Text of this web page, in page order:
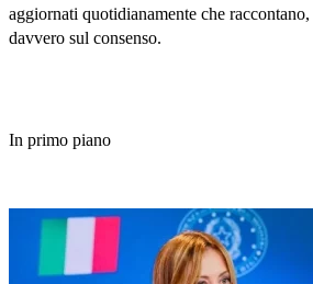
aggiornati quotidianamente che
davvero sul consenso.
In primo piano